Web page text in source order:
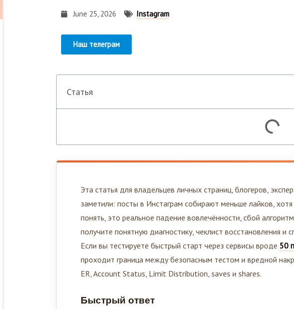
June 25, 2026 Instagram
Наш телеграм
Статья
Эта статья для владельцев личных страниц, блогеров,
заметили: посты в Инстаграм собирают меньше лайков,
понять, это реальное падение вовлечённости, сбой
получите понятную диагностику, чеклист восстановления
Если вы тестируете быстрый старт через сервисы вроде 50
проходит граница между безопасным тестом и вредной
ER, Account Status, Limit Distribution, saves и shares.
Быстрый ответ